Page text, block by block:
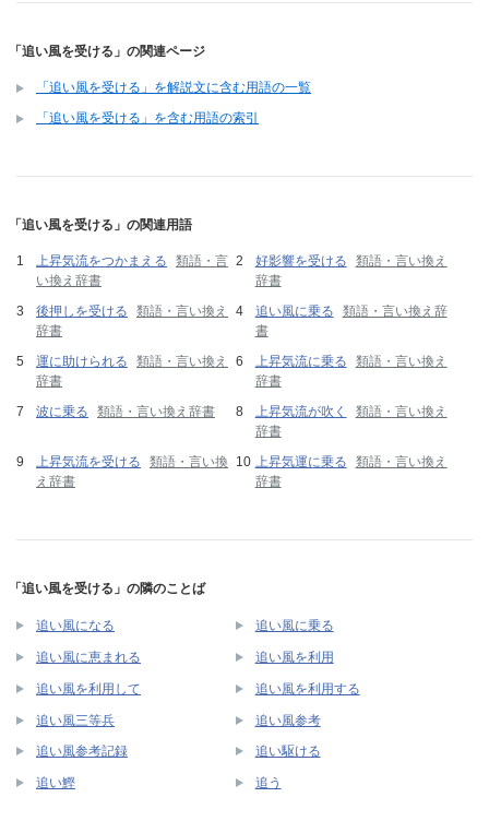
「追い風を受ける」の関連ページ
「追い風を受ける」を解説文に含む用語の一覧
「追い風を受ける」を含む用語の索引
「追い風を受ける」の関連用語
上昇気流をつかまえる
類語・言
い換え辞書
好影響を受ける
類語・言い換え
辞書
後押しを受ける
類語・言い換え
辞書
追い風に乗る
類語・言い換え辞
書
運に助けられる
類語・言い換え
辞書
上昇気流に乗る
類語・言い換え
辞書
波に乗る
類語・言い換え辞書 上昇気流が吹く
類語・言い換え
辞書
上昇気流を受ける
類語・言い換
え辞書
上昇気運に乗る
類語・言い換え
辞書
「追い風を受ける」の隣のことば
追い風になる 追い風に乗る
追い風に恵まれる 追い風を利用
追い風を利用して 追い風を利用する
追い風三等兵 追い風参考
追い風参考記録 追い駆ける
追い鰹 追う